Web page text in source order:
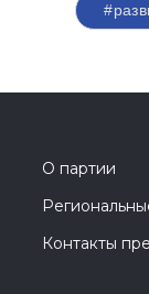
О партии
Контакты